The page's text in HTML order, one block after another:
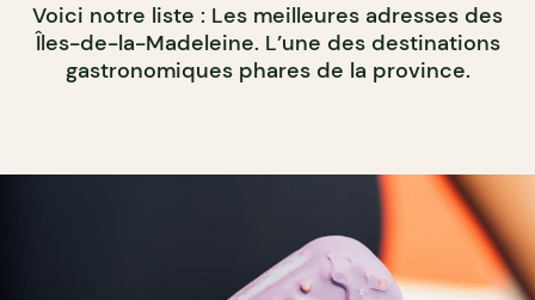
Voici notre liste : Les meilleures adresses des
Îles-de-la-Madeleine. L’une des destinations
gastronomiques phares de la province.